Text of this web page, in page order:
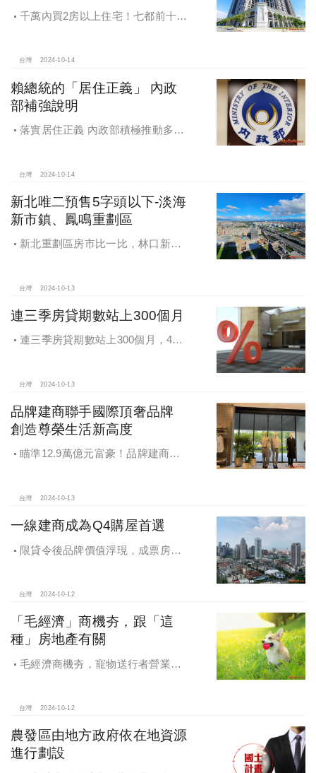
千萬內買2房以上住宅！七都前十大
台灣 2024-10-14
賴總統的「居住正義」 內政
部補強說明
落實居住正義 內政部積極推動多元
台灣 2024-10-14
新北唯二預售5字頭以下-淡海
新市鎮、鳳鳴重劃區
新北重劃區房市比一比，林口新市
台灣 2024-10-13
連三季房貸期數站上300個月
連三季房貸期數站上300個月，4都
台灣 2024-10-13
品牌建商聯手國際頂奢品牌
創造尊榮生活新高度
瞄準12.9萬億元富豪！品牌建商聯
台灣 2024-10-13
一線建商成為Q4購屋首選
限貸令後品牌價值浮現，成票房保
台灣 2024-10-12
「毛經濟」商機夯，跟「這
種」房地產有關
毛經濟商機夯，寵物送行者營業額
台灣 2024-10-12
農發區由地方政府依在地資源
進行劃設